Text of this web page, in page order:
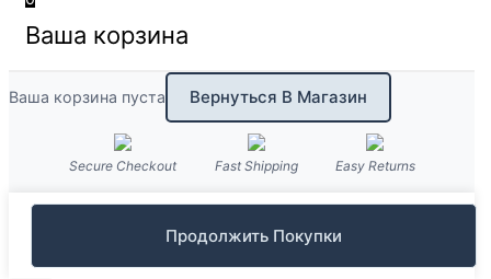
Ваша корзина
Ваша корзина пуста Вернуться В Магазин
Secure Checkout Fast Shipping Easy Returns
Продолжить Покупки